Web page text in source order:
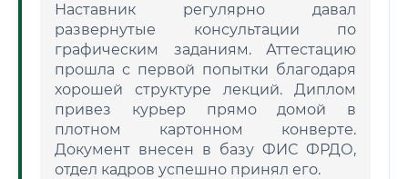
Наставник регулярно давал
развернутые консультации по
графическим заданиям. Аттестацию
прошла с первой попытки благодаря
хорошей структуре лекций. Диплом
привез курьер прямо домой в
плотном картонном конверте.
Документ внесен в базу ФИС ФРДО,
отдел кадров успешно принял его.